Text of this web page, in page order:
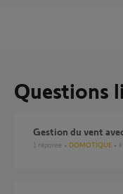
Questions
Gestion du vent
1 réponse DOMOTIQUE